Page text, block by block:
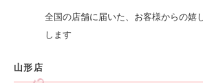
全国の店舗に届いた、お客様からの嬉
します
山形店